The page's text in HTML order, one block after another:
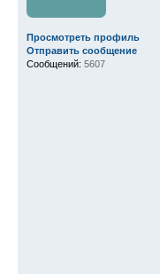
Просмотреть профиль
Отправить сообщение
Сообщений: 5607